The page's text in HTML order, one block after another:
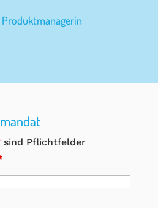
sind Pflichtfelder